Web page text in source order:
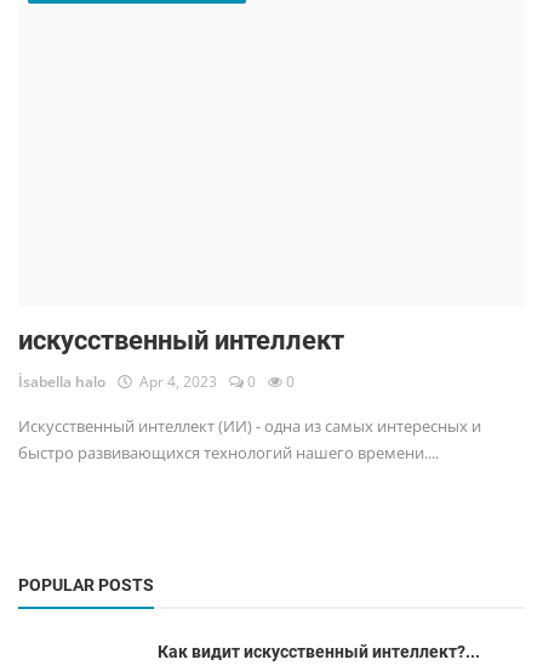
искусственный интеллект
İsabella halo Apr 4, 2023 0 0
Искусственный интеллект (ИИ) - одна из самых интересных и
быстро развивающихся технологий нашего времени....
POPULAR POSTS
Как видит искусственный интеллект?...